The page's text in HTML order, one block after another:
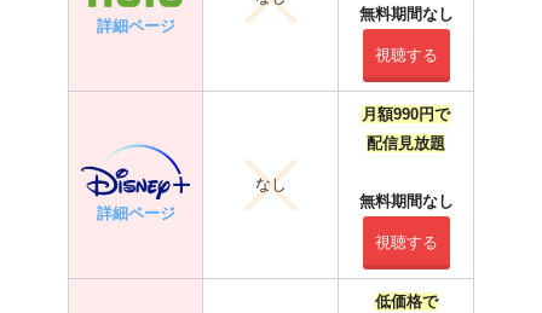
詳細ページ
無料期間なし
視聴する
詳細ページ
なし
月額990円で
配信見放題
無料期間なし
視聴する
低価格で